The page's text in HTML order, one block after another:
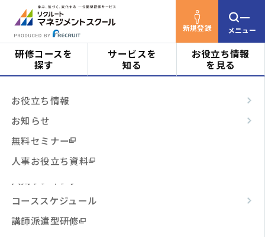
新規登録 メニュー
階層・役割
研修コースを
探す
対象者
ビジネススキル
テーマ別
3時間コース
人気ランキング
コーススケジュール
講師派遣型研修
サービスを
知る
はじめての方へ
サービスの特長
ご利用の流れ
よくあるご質問
お役立ち情報
を見る
お役立ち情報
お知らせ
無料セミナー
人事お役立ち資料
リクルートマネジメントスクールTOP
修サービス「リクルートマネジメントスクール」サー
ビスリニューアルのお知らせ
【重要】 【延期】公開型研修サ
ービス「リクルートマネジメン
トスクール」サービスリニュー